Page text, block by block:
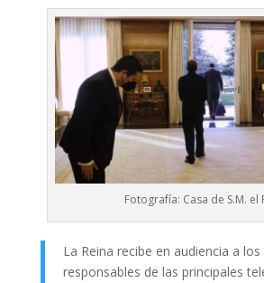
Fotografía: Casa de S.M. el
La Reina recibe en audiencia a
responsables de las principales